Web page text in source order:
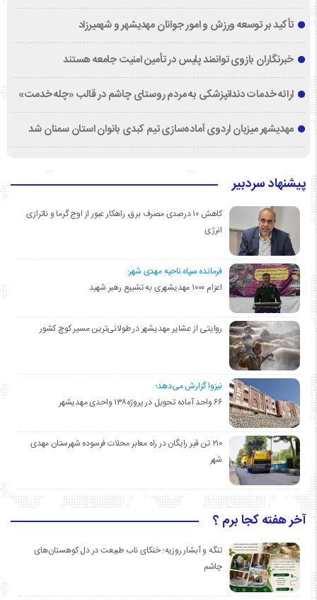
تأکید بر توسعه ورزش و امور جوانان مهدیشهر و شهمیرزاد
خبرنگاران بازوی توانمند پلیس در تأمین امنیت جامعه هستند
ارائه خدمات دندانپزشکی به مردم روستای چاشم در قالب «چله خدمت»
مهدیشهر میزبان اردوی آماده‌سازی تیم کبدی بانوان استان سمنان شد
پیشنهاد سردبیر
کاهش ۱۰ درصدی مصرف برق، راهکار عبور از اوج گرما و ناترازی
انرژی
فرمانده سپاه ناحیه مهدی شهر:
اعزام ۱۰۰۰ مهدیشهری به تشییع رهبر شهید
روایتی از عشایر مهدیشهر در طولانی‌ترین مسیر کوچ کشور
نیزوا گزارش می‌دهد؛
۶۶ واحد آماده تحویل در پروژه۱۳۸ واحدی مهدیشهر
۲۱۰ تن قیر رایگان در راه معابر محلات فرسوده شهرستان مهدی
شهر
آخر هفته کجا برم ؟
تنگه و آبشار روزیه؛ خنکای ناب طبیعت در دل کوهستان‌های
چاشم